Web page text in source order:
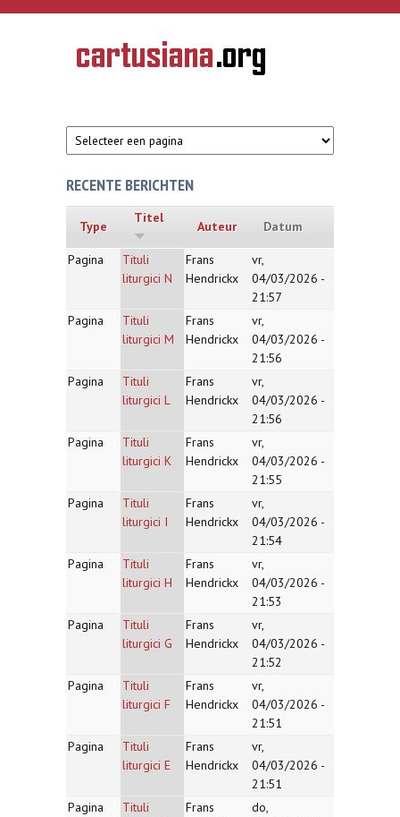
Overslaan en naar de inhoud gaan
CARTUSIANA
Geschiedenis
van de
RECENTE BERICHTEN
Type
Titel
Auteur Datum
Pagina
Tituli
liturgici N
Frans
Hendrickx
vr,
04/03/2026 -
21:57
Pagina
Tituli
liturgici M
Frans
Hendrickx
vr,
04/03/2026 -
21:56
Pagina
Tituli
liturgici L
Frans
Hendrickx
vr,
04/03/2026 -
21:56
Pagina
Tituli
liturgici K
Frans
Hendrickx
vr,
04/03/2026 -
21:55
Pagina
Tituli
liturgici I
Frans
Hendrickx
vr,
04/03/2026 -
21:54
Pagina
Tituli
liturgici H
Frans
Hendrickx
vr,
04/03/2026 -
21:53
Pagina
Tituli
liturgici G
Frans
Hendrickx
vr,
04/03/2026 -
21:52
Pagina
Tituli
liturgici F
Frans
Hendrickx
vr,
04/03/2026 -
21:51
Pagina
Tituli
liturgici E
Frans
Hendrickx
vr,
04/03/2026 -
21:51
Pagina
Tituli
Frans
do,